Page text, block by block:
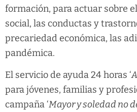
formación, para actuar sobre
social, las conductas y
precariedad económica, las
pandémica.
El servicio de ayuda 24 horas ‘
para jóvenes, familias y
campaña ‘Mayor y soledad no